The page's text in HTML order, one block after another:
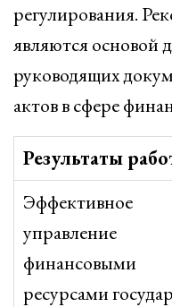
регулирования.
являются основой
руководящих
актов в сфере
Результаты
Эффективное
управление
финансовыми
ресурсами